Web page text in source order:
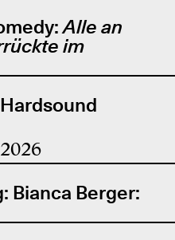
Alle an
im
Bianca Berger: